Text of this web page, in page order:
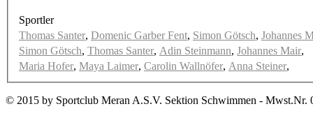
Sportler
Thomas Santer, Domenic Garber Fent, Simon Götsch, Johannes
Simon Götsch, Thomas Santer, Adin Steinmann, Johannes Mair,
Maria Hofer, Maya Laimer, Carolin Wallnöfer, Anna Steiner,
© 2015 by Sportclub Meran A.S.V. Sektion Schwimmen - Mwst.Nr.